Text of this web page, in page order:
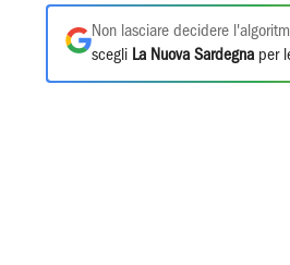
Non lasciare decidere
scegli La Nuova Sardegna per